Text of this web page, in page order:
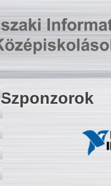
Szponzorok